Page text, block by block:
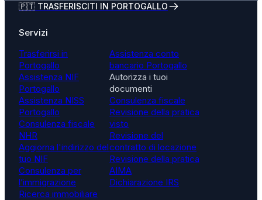
🇵🇹 TRASFERISCITI IN PORTOGALLO
Servizi
Trasferirsi in
Portogallo
Assistenza NIF
Portogallo
Assistenza NISS
Portogallo
Consulenza fiscale
NHR
Aggiorna l'indirizzo del
tuo NIF
Consulenza per
l’immigrazione
Ricerca immobiliare
Assistenza conto
bancario Portogallo
Autorizza i tuoi
documenti
Consulenza fiscale
Revisione della pratica
visto
Revisione del
contratto di locazione
Revisione della pratica
AIMA
Dichiarazione IRS